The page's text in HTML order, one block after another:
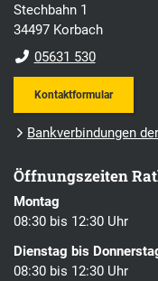
Stechbahn 1
34497 Korbach
05631 530
Kontaktformular
Bankverbindungen
Öffnungszeiten
Montag
08:30 bis 12:30 Uhr
Dienstag bis
08:30 bis 12:30 Uhr